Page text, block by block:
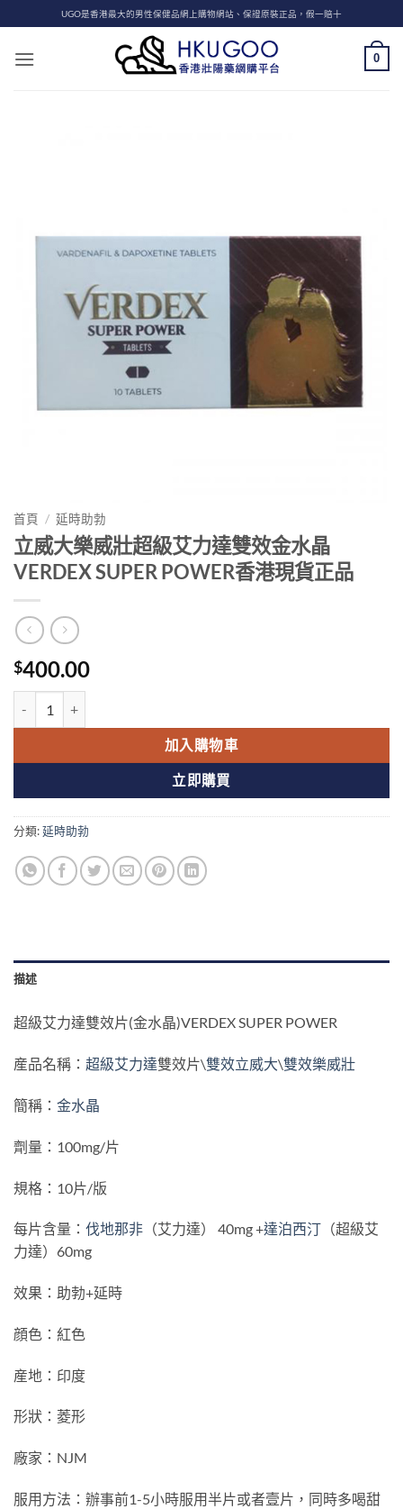
to
content
UGO是香港最大的男性保健品網上購物網站、保證原裝正品，假一賠十
0
首頁 / 延時助勃
立威大樂威壯超級艾力達雙效金水晶
VERDEX SUPER POWER香港現貨正品
$400.00
加入購物車
立即購買
分類:延時助勃
描述
超級艾力達雙效片(金水晶)VERDEX SUPER POWER
産品名稱： 超級艾力達雙效片\雙效立威大\雙效樂威壯
簡稱： 金水晶
劑量：100mg/片
規格：10片/版
每片含量： 伐地那非 （艾力達） 40mg +達泊西汀 （超級艾
力達）60mg
效果：助勃+延時
顔色：紅色
産地：印度
形狀：菱形
廠家：NJM
服用方法：辦事前1-5小時服用半片或者壹片，同時多喝甜